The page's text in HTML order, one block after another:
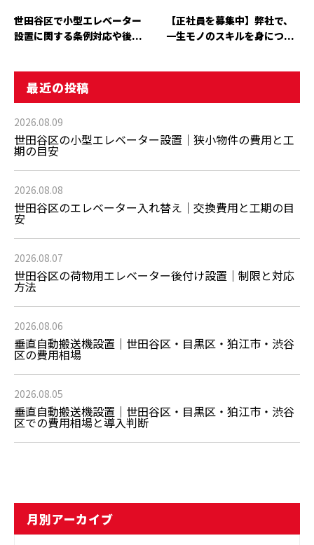
世田谷区で小型エレベーター
設置に関する条例対応や後...
【正社員を募集中】弊社で、
一生モノのスキルを身につ...
最近の投稿
2026.08.09
世田谷区の小型エレベーター設置｜狭小物件の費用と工
期の目安
2026.08.08
世田谷区のエレベーター入れ替え｜交換費用と工期の目
安
2026.08.07
世田谷区の荷物用エレベーター後付け設置｜制限と対応
方法
2026.08.06
垂直自動搬送機設置｜世田谷区・目黒区・狛江市・渋谷
区の費用相場
2026.08.05
垂直自動搬送機設置｜世田谷区・目黒区・狛江市・渋谷
区での費用相場と導入判断
月別アーカイブ